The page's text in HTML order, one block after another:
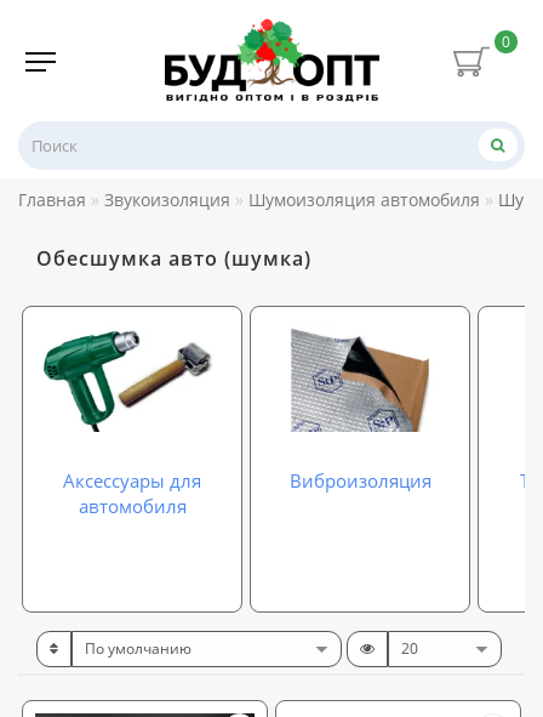
0
Главная Звукоизоляция Шумоизоляция автомобиля
Обесшумка авто (шумка)
Аксессуары для
автомобиля
Виброизоляция